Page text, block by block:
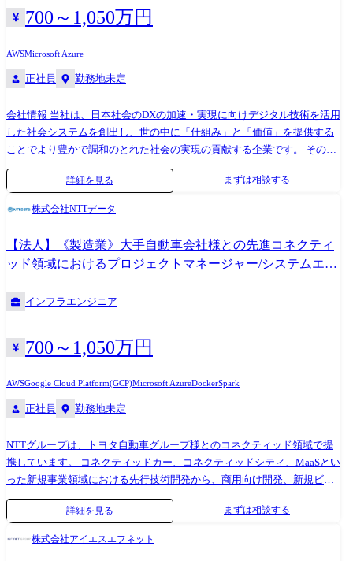
700～1,050万円
AWSMicrosoft Azure
正社員 勤務地未定
会社情報 当社は、日本社会のDXの加速・実現に向けデジタル技術を活用
した社会システムを創出し、世の中に「仕組み」と「価値」を提供する
ことでより豊かで調和のとれた社会の実現の貢献する企業です。 その中
でも公共・社会基盤分野は、行政(中央省庁・自治体)、医療、テレコム
(通信業界)、電気・ガス等のエネルギー業界等、公共性・地域性の高い領
域における課題に対してデジタル技術を活用し解決することをミッショ
用し、受託ビジネスだけでなく顧客の共創パートナーとして社会や顧客
の未来をともに描いています。 ポジション情報 公共・社会基盤分野は、
技術的には医療・テレコム(通信業界)の領域が先行していますが、昨今で
められています。これを背景に先進的な技術が求められる領域が急拡大
す。こうした先進的な開発を行う案件で、インフラ技術リーダー・メン
バとして活躍いただきます。なお、配属先や担当する職務はご希望やご
マイナンバー関連システム、スマートシティ関連システム、教育系シス
規模データ分析システム、等 ●医療・ヘルスケア 健康管理クラウドサー
ビス、社会保険系システム、等 ●ユーティリティ スマートメーターシス
テム、等
詳細を見る まずは相談する
株式会社NTTデータ
【法人】《製造業》大手自動車会社様との先進コネクティ
ッド領域におけるプロジェクトマネージャー/システムエン
インフラエンジニア
700～1,050万円
AWSGoogle Cloud Platform(GCP)Microsoft AzureDockerSpark
正社員 勤務地未定
NTTグループは、トヨタ自動車グループ様とのコネクティッド領域で提
携しています。 コネクティッドカー、コネクティッドシティ、MaaSとい
った新規事業領域における先行技術開発から、商用向け開発、新規ビジ
ネス領域でのシステム開発当を行っています。 また、2020年4月からは
トヨタコネティッド社との業務提携も開始しており、今後も取り組みを
詳細を見る まずは相談する
株式会社アイエスエフネット